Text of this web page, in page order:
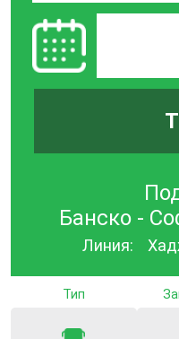
Банско -
Линия:
Тип